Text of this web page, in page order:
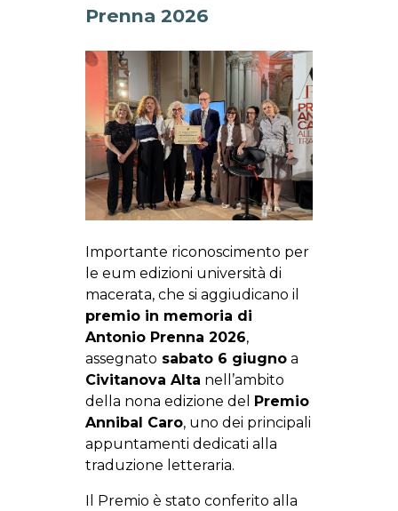
Prenna 2026
Importante riconoscimento per
le eum edizioni università di
macerata, che si aggiudicano il
premio in memoria di
Antonio Prenna 2026,
assegnato sabato 6 giugno a
Civitanova Alta nell’ambito
della nona edizione del
Premio
Annibal Caro, uno dei principali
appuntamenti dedicati alla
traduzione letteraria.
Il Premio è stato conferito alla